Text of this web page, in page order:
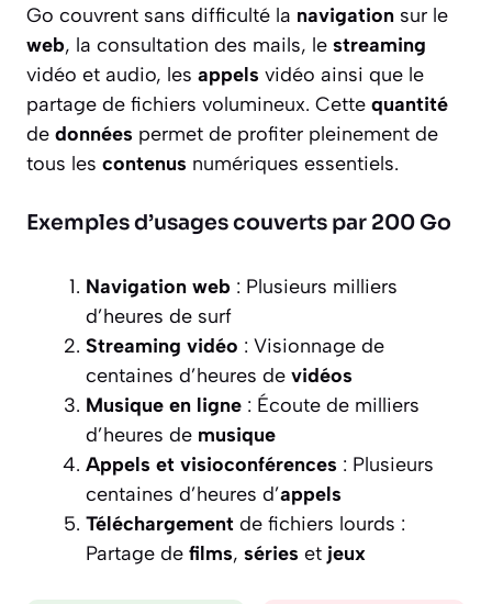
Go couvrent sans difficulté la navigation sur le
web, la consultation des mails, le streaming
vidéo et audio, les appels vidéo ainsi que le
partage de fichiers volumineux. Cette quantité
de données permet de profiter pleinement de
tous les contenus numériques essentiels.
Exemples d’usages couverts par 200 Go
Navigation web : Plusieurs milliers
d’heures de surf
Streaming vidéo : Visionnage de
centaines d’heures de vidéos
Musique en ligne : Écoute de milliers
d’heures de musique
Appels et visioconférences : Plusieurs
centaines d’heures d’appels
Téléchargement de fichiers lourds :
Partage de films, séries et jeux